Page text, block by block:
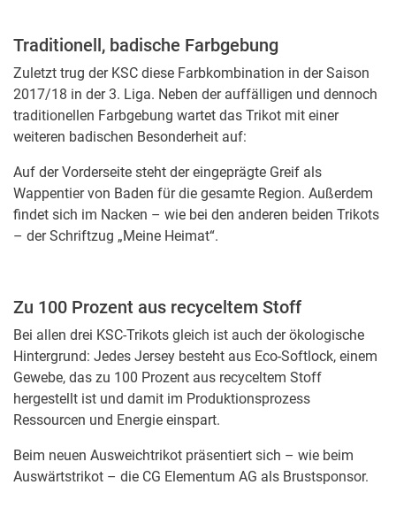
Traditionell, badische Farbgebung
Zuletzt trug der KSC diese Farbkombination in der Saison
2017/18 in der 3. Liga. Neben der auffälligen und dennoch
traditionellen Farbgebung wartet das Trikot mit einer
weiteren badischen Besonderheit auf:
Auf der Vorderseite steht der eingeprägte Greif als
Wappentier von Baden für die gesamte Region. Außerdem
findet sich im Nacken – wie bei den anderen beiden Trikots
– der Schriftzug „Meine Heimat“.
Zu 100 Prozent aus recyceltem Stoff
Bei allen drei KSC-Trikots gleich ist auch der ökologische
Hintergrund: Jedes Jersey besteht aus Eco-Softlock, einem
Gewebe, das zu 100 Prozent aus recyceltem Stoff
hergestellt ist und damit im Produktionsprozess
Ressourcen und Energie einspart.
Beim neuen Ausweichtrikot präsentiert sich – wie beim
Auswärtstrikot – die CG Elementum AG als Brustsponsor.